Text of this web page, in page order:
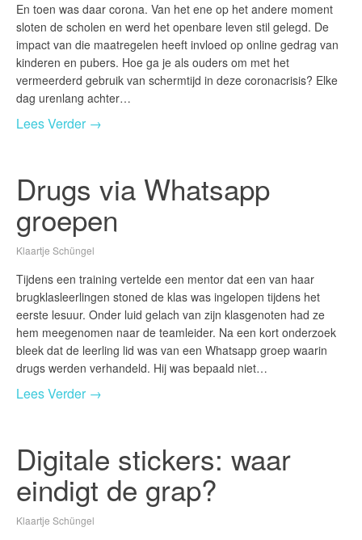
En toen was daar corona. Van het ene op het andere moment
sloten de scholen en werd het openbare leven stil gelegd. De
impact van die maatregelen heeft invloed op online gedrag van
kinderen en pubers. Hoe ga je als ouders om met het
vermeerderd gebruik van schermtijd in deze coronacrisis? Elke
dag urenlang achter…
Lees Verder →
Drugs via Whatsapp
groepen
Klaartje Schüngel
Tijdens een training vertelde een mentor dat een van haar
brugklasleerlingen stoned de klas was ingelopen tijdens het
eerste lesuur. Onder luid gelach van zijn klasgenoten had ze
hem meegenomen naar de teamleider. Na een kort onderzoek
bleek dat de leerling lid was van een Whatsapp groep waarin
drugs werden verhandeld. Hij was bepaald niet…
Lees Verder →
Digitale stickers: waar
eindigt de grap?
Klaartje Schüngel